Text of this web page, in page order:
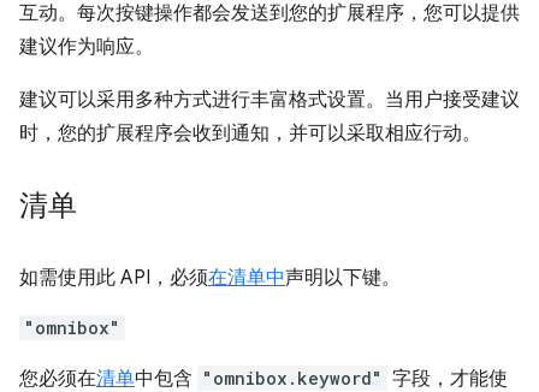
互动。每次按键操作都会发送到您的扩展程序，您可以提供
建议作为响应。
建议可以采用多种方式进行丰富格式设置。当用户接受建议
时，您的扩展程序会收到通知，并可以采取相应行动。
清单
如需使用此 API，必须在清单中声明以下键。
"omnibox"
您必须在清单中包含 "omnibox.keyword" 字段，才能使